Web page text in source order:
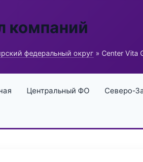
компаний
федеральный округ » Center Vita
Центральный ФО Северо-